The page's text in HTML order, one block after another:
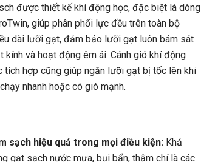
được thiết kế khí động học, đặc biệt là dòng
giúp phân phối lực đều trên toàn bộ
dài lưỡi gạt, đảm bảo lưỡi gạt luôn bám sát
kính và hoạt động êm ái. Cánh gió khí động
tích hợp cũng giúp ngăn lưỡi gạt bị tốc lên khi
nhanh hoặc có gió mạnh.
sạch hiệu quả trong mọi điều kiện: Khả
gạt sạch nước mưa, bụi bẩn, thậm chí là các